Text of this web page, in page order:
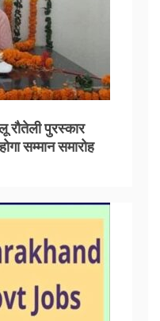
रौतेली पुरस्कार
सम्मान समारोह